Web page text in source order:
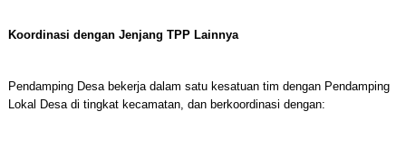
Koordinasi dengan Jenjang TPP Lainnya
Pendamping Desa bekerja dalam satu kesatuan tim dengan Pendamping
Lokal Desa di tingkat kecamatan, dan berkoordinasi dengan: